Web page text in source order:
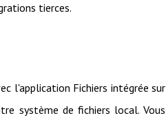
tierces.
l'application Fichiers intégrée sur
système de fichiers local. Vous